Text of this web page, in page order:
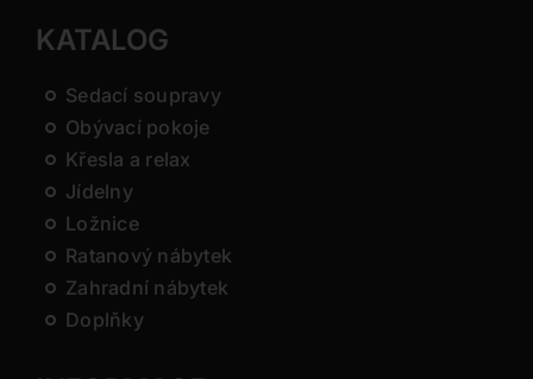
KATALOG
Sedací soupravy
Obývací pokoje
Křesla a relax
Jídelny
Ložnice
Ratanový nábytek
Zahradní nábytek
Doplňky